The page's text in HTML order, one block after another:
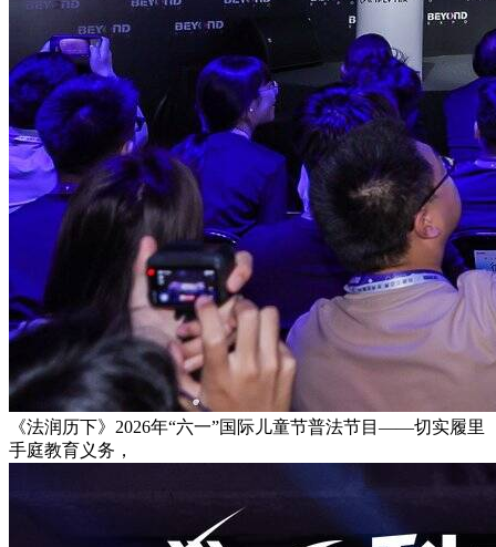
《法润历下》2026年“六一”国际儿童节普法节目——切实履里
手庭教育义务，